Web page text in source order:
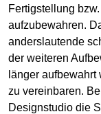
Fertigstellung
aufzubewahren.
anderslautende
der weiteren
länger
zu vereinbaren.
Designstudio die